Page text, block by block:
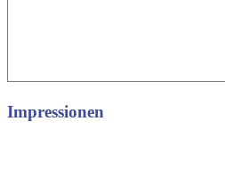
Impressionen